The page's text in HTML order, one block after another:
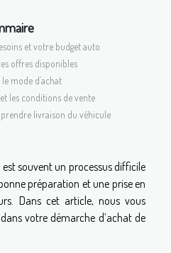
et votre budget auto
offres disponibles
mode d’achat
les conditions de vente
livraison du véhicule
souvent un processus difficile
préparation et une prise en
Dans cet article, nous vous
votre démarche d’achat de